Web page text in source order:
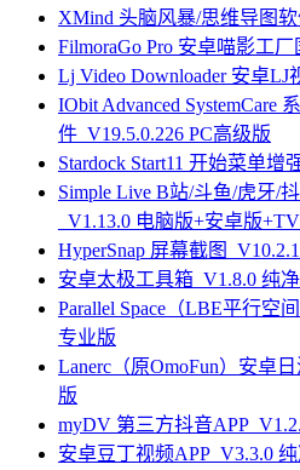
XMind 头脑风暴/思维导图软
FilmoraGo Pro 安卓喵影工
Lj Video Downloader 安卓
IObit Advanced SystemCare
件_V19.5.0.226 PC高级版
Stardock Start11 开始菜单增
Simple Live B站/斗鱼/虎牙/
_V1.13.0 电脑版+安卓版
HyperSnap 屏幕截图
安卓太极工具箱_V1.8.0 纯
Parallel Space（LBE平行空
专业版
Lanerc（原OmoFun）安卓
版
myDV 第三方抖音
安卓豆丁视频APP_V3.3.0